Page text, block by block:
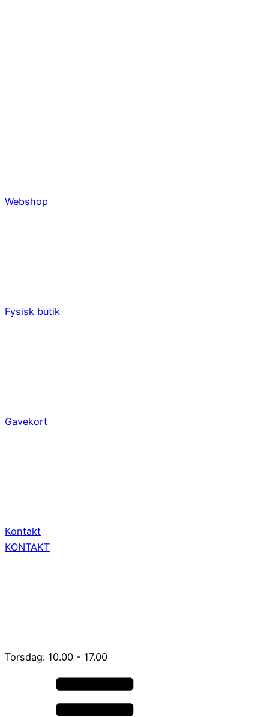
Webshop
Fysisk butik
Gavekort
Kontakt
KONTAKT
Torsdag: 10.00 - 17.00